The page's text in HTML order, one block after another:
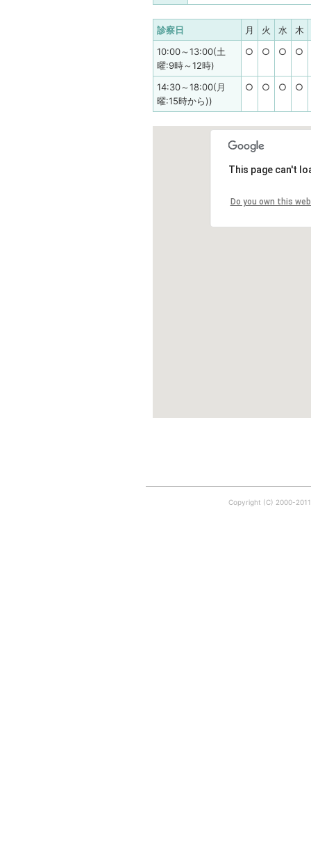
診察日 月 火 水
木
10:00～13:00(土
曜:9時～12時)
○ ○ ○ ○
14:30～18:00(月
曜:15時から))
○ ○ ○ ○
This page can't
Do you own this
Copyright (C) 2000-